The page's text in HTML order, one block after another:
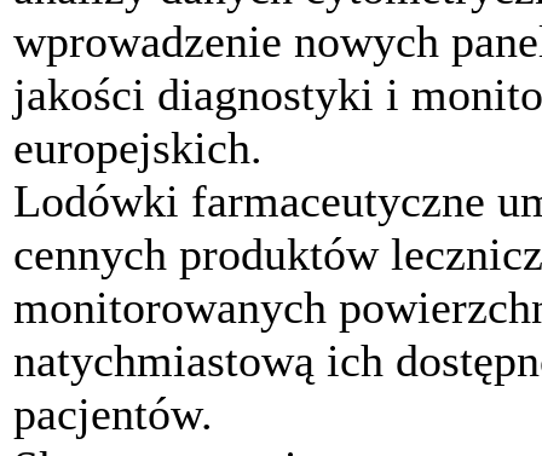
wprowadzenie nowych
jakości diagnostyki i
europejskich.
Lodówki farmaceutyczne
cennych produktów
monitorowanych
natychmiastową ich
pacjentów.